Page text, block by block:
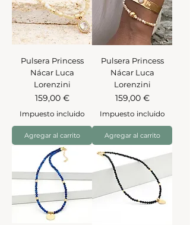
Pulsera Princess
Nácar Luca
Lorenzini
Precio
159,00 €
Impuesto incluido
Agregar al carrito
Pulsera Princess
Nácar Luca
Lorenzini
Precio
159,00 €
Impuesto incluido
Agregar al carrito